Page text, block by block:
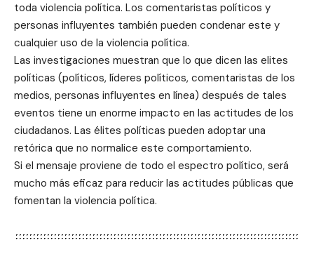
toda violencia política. Los comentaristas políticos y
personas influyentes también pueden condenar este y
cualquier uso de la violencia política.
Las investigaciones muestran que lo que dicen las elites
políticas (políticos, líderes políticos, comentaristas de los
medios, personas influyentes en línea) después de tales
eventos tiene un enorme impacto en las actitudes de los
ciudadanos. Las élites políticas pueden adoptar una
retórica que no normalice este comportamiento.
Si el mensaje proviene de todo el espectro político, será
mucho más eficaz para reducir las actitudes públicas que
fomentan la violencia política.